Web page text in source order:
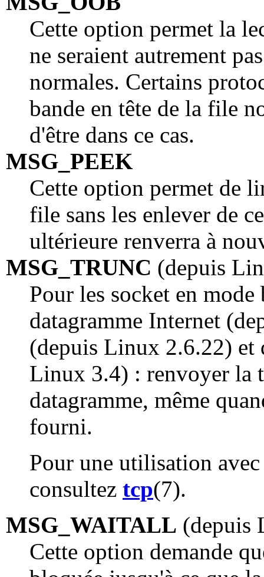
Cette option permet la
ne seraient autrement
normales. Certains
bande en tête de la file
d'être dans ce cas.
MSG_PEEK
Cette option permet de
file sans les enlever de
ultérieure renverra à
MSG_TRUNC (depuis
Pour les socket en mode
datagramme Internet
(depuis Linux 2.6.22) et
Linux 3.4) : renvoyer la
datagramme, même
fourni.
Pour une utilisation
consultez tcp(7).
MSG_WAITALL (depuis
Cette option demande